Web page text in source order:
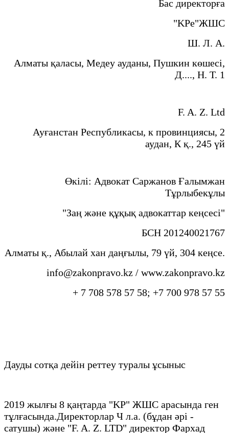
Бас директорға
"KPe"ЖШС
Ш. Л. А.
Алматы қаласы, Медеу ауданы, Пушкин көшесі,
Д...., Н. Т. 1
F. A. Z. Ltd
Ауғанстан Республикасы, к провинциясы, 2
аудан, К қ., 245 үй
Өкілі: Адвокат Саржанов Ғалымжан
Тұрлыбекұлы
"Заң және құқық адвокаттар кеңсесі"
БСН 201240021767
Алматы қ., Абылай хан даңғылы, 79 үй, 304 кеңсе.
info@zakonpravo.kz / www.zakonpravo.kz
+ 7 708 578 57 58; +7 700 978 57 55
Дауды сотқа дейін реттеу туралы ұсыныс
2019 жылғы 8 қаңтарда "KP" ЖШС арасында ген
тұлғасында.Директорлар Ч л.а. (бұдан әрі -
сатушы) және "F. A. Z. LTD" директор Фархад